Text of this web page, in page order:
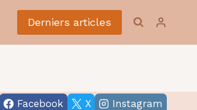
Derniers articles
Facebook X Instagram